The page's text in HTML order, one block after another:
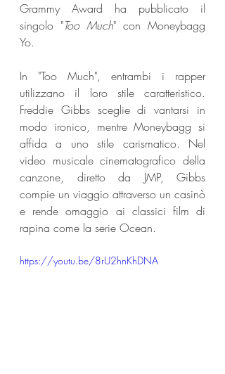
Grammy Award ha pubblicato il
singolo "Too Much" con Moneybagg
Yo.
In "Too Much", entrambi i rapper
utilizzano il loro stile caratteristico.
Freddie Gibbs sceglie di vantarsi in
modo ironico, mentre Moneybagg si
affida a uno stile carismatico. Nel
video musicale cinematografico della
canzone, diretto da JMP, Gibbs
compie un viaggio attraverso un casinò
e rende omaggio ai classici film di
rapina come la serie Ocean.
https://youtu.be/8rU2hnKhDNA